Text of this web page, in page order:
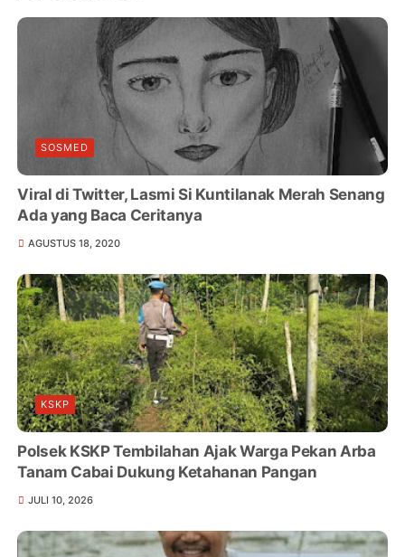
SOSMED
Viral di Twitter, Lasmi Si Kuntilanak Merah Senang
Ada yang Baca Ceritanya
AGUSTUS 18, 2020
KSKP
Polsek KSKP Tembilahan Ajak Warga Pekan Arba
Tanam Cabai Dukung Ketahanan Pangan
JULI 10, 2026